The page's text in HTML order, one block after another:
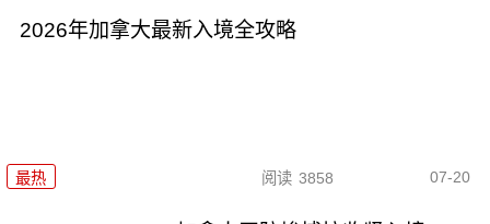
2026年加拿大最新入境全攻略
最热 阅读 3858 07-20